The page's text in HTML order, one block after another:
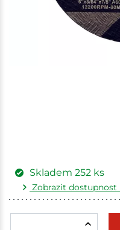
Skladem 252 ks
Zobrazit dostupnost